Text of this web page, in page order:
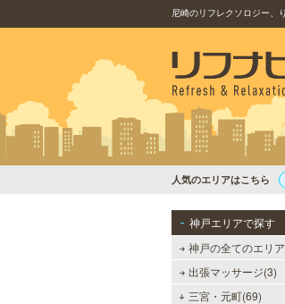
尼崎のリフレクソロジー、
人気のエリアはこちら
神戸エリアで探す
神戸の全てのエリア
出張マッサージ(3)
三宮・元町(69)